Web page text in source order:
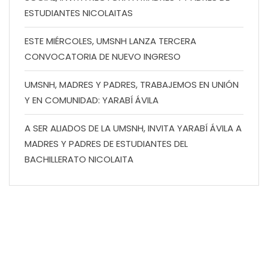
ESTUDIANTES NICOLAITAS
ESTE MIÉRCOLES, UMSNH LANZA TERCERA
CONVOCATORIA DE NUEVO INGRESO
UMSNH, MADRES Y PADRES, TRABAJEMOS EN UNIÓN
Y EN COMUNIDAD: YARABÍ ÁVILA
A SER ALIADOS DE LA UMSNH, INVITA YARABÍ ÁVILA A
MADRES Y PADRES DE ESTUDIANTES DEL
BACHILLERATO NICOLAITA